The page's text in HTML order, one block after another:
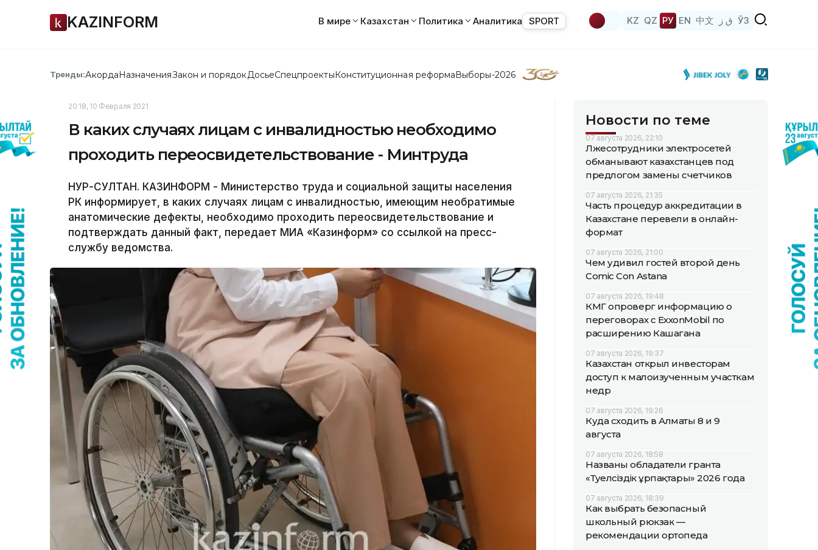
KAZINFORM В мире Казахстан Политика Аналитика SPORT KZ QZ РУ EN 中文 ق ز ЎЗ
Тренды:АкордаНазначенияЗакон и порядок ДосьеСпецпроектыКонституционная реформаВыборы-2026
20:18, 10 Февраля 2021
В каких случаях лицам с инвалидностью необходимо
проходить переосвидетельствование - Минтруда
НУР-СУЛТАН. КАЗИНФОРМ - Министерство труда и социальной защиты населения
РК информирует, в каких случаях лицам с инвалидностью, имеющим необратимые
анатомические дефекты, необходимо проходить переосвидетельствование и
подтверждать данный факт, передает МИА «Казинформ» со ссылкой на пресс-
службу ведомства.
Новости по теме
07 августа 2026, 22:10
Лжесотрудники электросетей
обманывают казахстанцев под
предлогом замены счетчиков
07 августа 2026, 21:35
Часть процедур аккредитации в
Казахстане перевели в онлайн-
формат
07 августа 2026, 21:00
Чем удивил гостей второй день
Comic Con Astana
07 августа 2026, 19:48
КМГ опроверг информацию о
переговорах с ExxonMobil по
расширению Кашагана
07 августа 2026, 19:37
Казахстан открыл инвесторам
доступ к малоизученным участкам
недр
07 августа 2026, 19:26
Куда сходить в Алматы 8 и 9
августа
07 августа 2026, 18:58
Названы обладатели гранта
«Тәуелсіздік ұрпақтары» 2026 года
07 августа 2026, 18:39
Как выбрать безопасный
школьный рюкзак —
рекомендации ортопеда